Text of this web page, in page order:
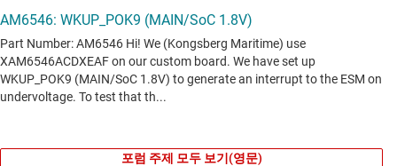
포럼 주제 모두 보기(영문)